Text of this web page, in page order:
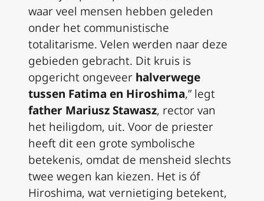
waar veel mensen hebben geleden
onder het communistische
totalitarisme. Velen werden naar deze
gebieden gebracht. Dit kruis is
opgericht ongeveer halverwege
tussen Fatima en Hiroshima,” legt
father Mariusz Stawasz, rector van
het heiligdom, uit. Voor de priester
heeft dit een grote symbolische
betekenis, omdat de mensheid slechts
twee wegen kan kiezen. Het is óf
Hiroshima, wat vernietiging betekent,